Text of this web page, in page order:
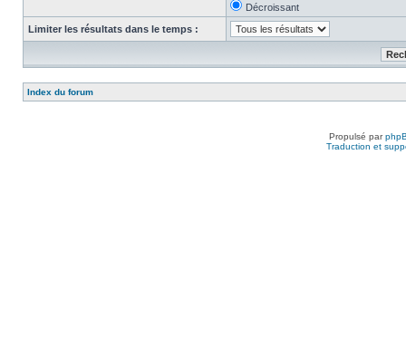
Décroissant
Limiter les résultats dans le temps :
Index du forum
Propulsé par
Traduction et